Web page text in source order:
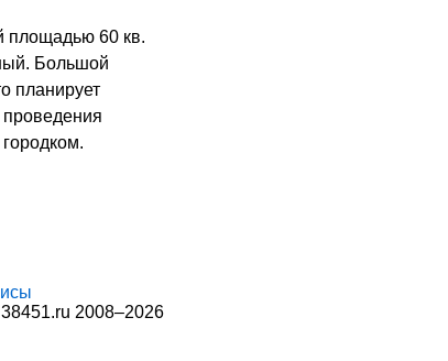
площадью 60 кв.
Большой
планирует
проведения
2008–2026